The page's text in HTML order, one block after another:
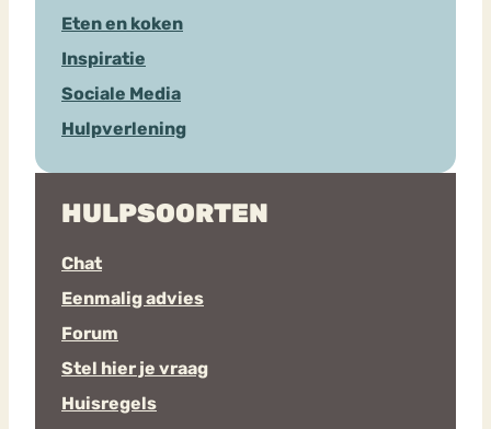
Eten en koken
Inspiratie
Sociale Media
Hulpverlening
HULPSOORTEN
Chat
Eenmalig advies
Forum
Stel hier je vraag
Huisregels